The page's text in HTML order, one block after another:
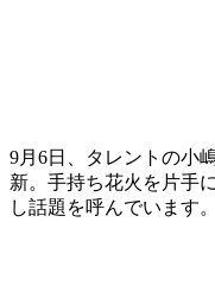
9月6日、タレントの小
新。手持ち花火を片手
し話題を呼んでいます。